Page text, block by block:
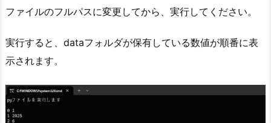
ファイルのフルパスに変更してから、実行してください。
実行すると、dataフォルダが保有している数値が順番に表
示されます。